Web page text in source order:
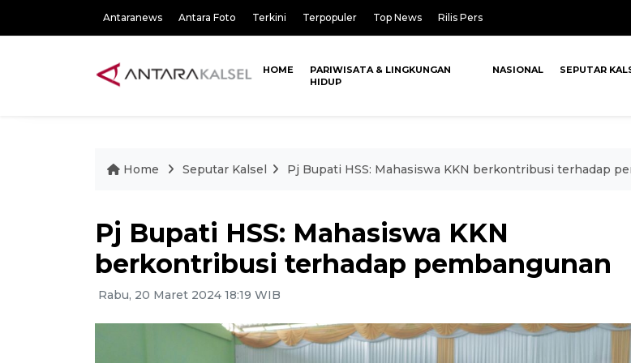
Antaranews Antara Foto Terkini Terpopuler Top News Rilis Pers
HOME
PARIWISATA & LINGKUNGAN
HIDUP
NASIONAL SEPUTAR
Home Seputar Kalsel Pj Bupati HSS: Mahasiswa KKN berkontribusi terhadap
Pj Bupati HSS: Mahasiswa KKN
berkontribusi terhadap pembangunan
Rabu, 20 Maret 2024 18:19 WIB